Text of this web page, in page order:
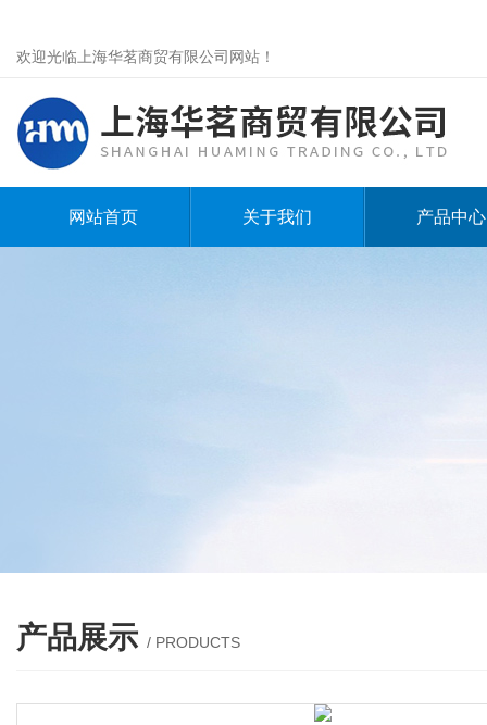
欢迎光临上海华茗商贸有限公司网站！
网站首页 关于我们 产品中心
产品展示 / PRODUCTS